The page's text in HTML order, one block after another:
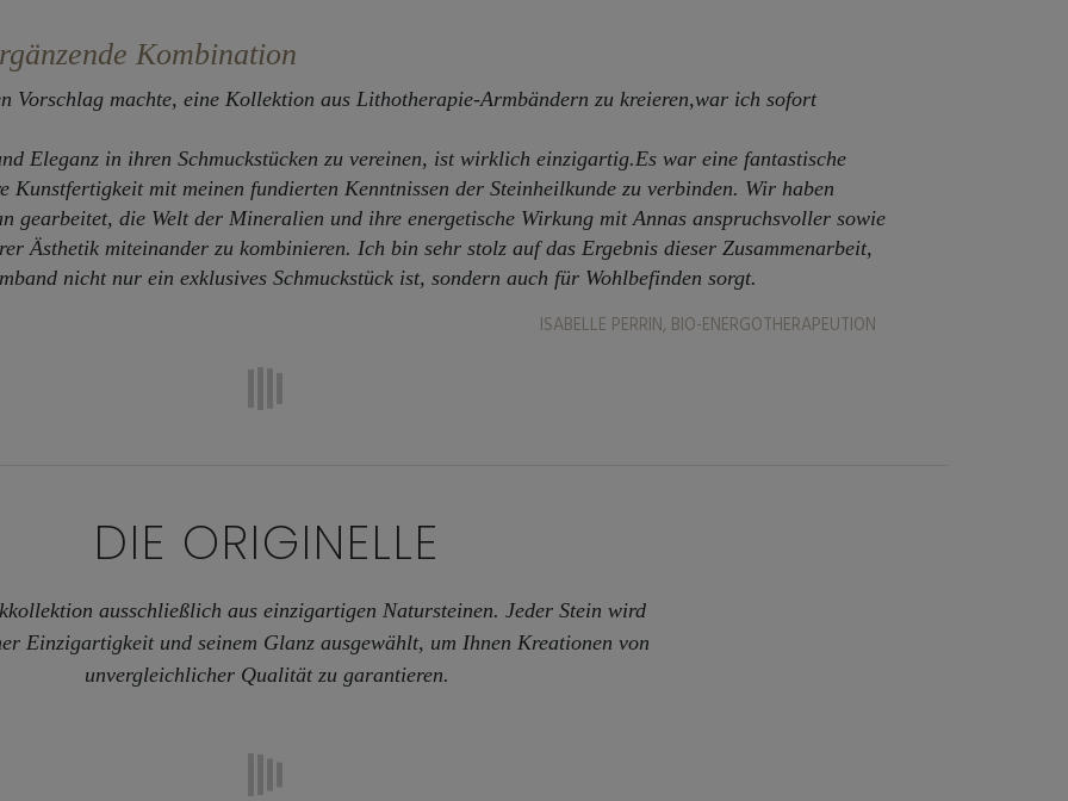
Kombination
Vorschlag machte, eine Kollektion aus Lithotherapie-Armbändern zu kreieren,war ich sofort
Eleganz in ihren Schmuckstücken zu vereinen, ist wirklich einzigartig.Es war eine fantastische
Kunstfertigkeit mit meinen fundierten Kenntnissen der Steinheilkunde zu verbinden. Wir haben
gearbeitet, die Welt der Mineralien und ihre energetische Wirkung mit Annas anspruchsvoller sowie
Ästhetik miteinander zu kombinieren. Ich bin sehr stolz auf das Ergebnis dieser Zusammenarbeit,
nicht nur ein exklusives Schmuckstück ist, sondern auch für Wohlbefinden sorgt.
ISABELLE PERRIN, BIO-ENERGOTHERAPEUTION
DIE ORIGINELLE
ausschließlich aus einzigartigen Natursteinen. Jeder Stein wird
Einzigartigkeit und seinem Glanz ausgewählt, um Ihnen Kreationen von
unvergleichlicher Qualität zu garantieren.